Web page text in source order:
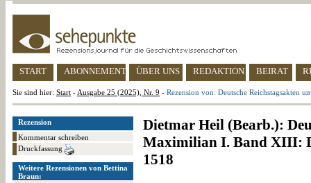
START ABONNEMENT ÜBER UNS REDAKTION BEIRAT
Sie sind hier: Start - Ausgabe 25 (2025), Nr. 9 - Rezension von: Deutsche Reichstagsakten
Rezension
Kommentar schreiben
Druckfassung
Weitere Rezensionen von Bettina
Braun:
Dietmar Heil (Bearb.):
Maximilian I. Band XIII:
1518